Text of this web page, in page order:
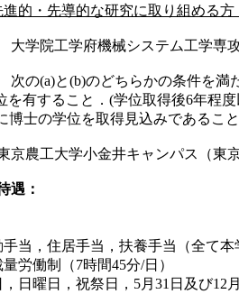
的・先導的な研究に取り組める方
大学院工学府機械システム工学専
次の(a)と(b)のどちらかの条件を満
を有すること．(学位取得後6年程
博士の学位を取得見込みであるこ
京農工大学小金井キャンパス（東京
遇：
当，住居手当，扶養手当（全て本
労働制（7時間45分/日）
日曜日，祝祭日，5月31日及び12